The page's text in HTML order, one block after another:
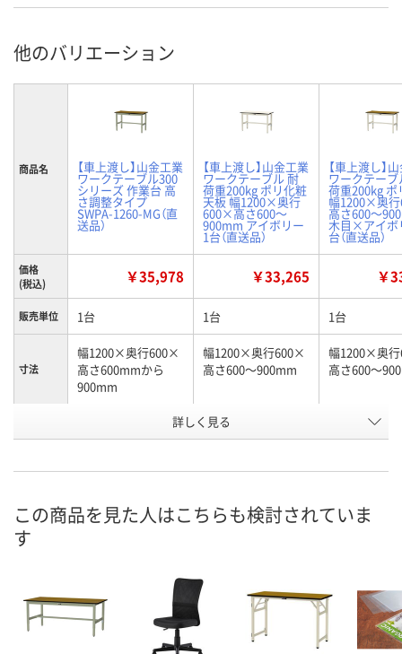
他のバリエーション
商品名 【車上渡し】山金工業
ワークテーブル300
シリーズ 作業台 高
さ調整タイプ
SWPA-1260-MG（直
送品）
【車上渡し】山金工業
ワークテーブル 耐
荷重200kg ポリ化粧
天板 幅1200×奥行
600×高さ600～
900mm アイボリー
1台（直送品）
【車上渡し】
ワークテーブ
荷重200kg ポ
幅1200×奥
高さ600～
木目×アイボ
台（直送品）
価格
(税込)
￥35,978 ￥33,265 ￥
販売単位 1台 1台 1台
寸法
幅1200×奥行600×
高さ600mmから
900mm
幅1200×奥行600×
高さ600～900mm
幅1200×奥
高さ600～
U322417 U322415
8月21日（金）まで
カゴへ カ
詳しく見る
この商品を見た人はこちらも検討されていま
す